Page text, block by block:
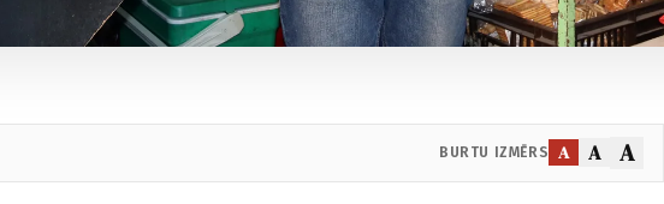
BURTU IZMĒRS A A A